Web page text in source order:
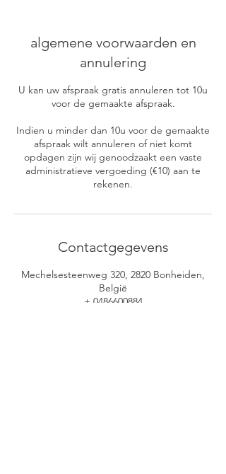
algemene voorwaarden en
annulering
U kan uw afspraak gratis annuleren tot 10u
voor de gemaakte afspraak.
Indien u minder dan 10u voor de gemaakte
afspraak wilt annuleren of niet komt
opdagen zijn wij genoodzaakt een vaste
administratieve vergoeding (€10) aan te
rekenen.
Contactgegevens
Mechelsesteenweg 320, 2820 Bonheiden,
België
+ 0486600884